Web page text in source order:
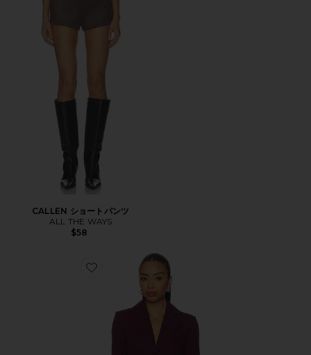
CALLEN ショートパンツ
ALL THE WAYS
$58
Favorite AURELIA ブレザー